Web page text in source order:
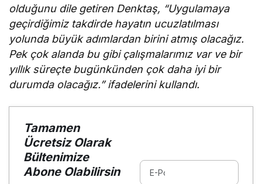
olduğunu dile getiren Denktaş, “Uygulamaya
geçirdiğimiz takdirde hayatın ucuzlatılması
yolunda büyük adımlardan birini atmış olacağız.
Pek çok alanda bu gibi çalışmalarımız var ve bir
yıllık süreçte bugünkünden çok daha iyi bir
durumda olacağız.” ifadelerini kullandı.
Tamamen
Ücretsiz Olarak
Bültenimize
Abone Olabilirsin